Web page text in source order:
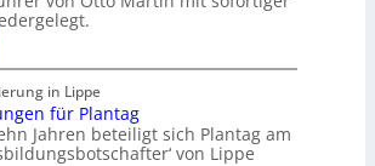
in Lippe
für Plantag
Jahren beteiligt sich Plantag am
von Lippe